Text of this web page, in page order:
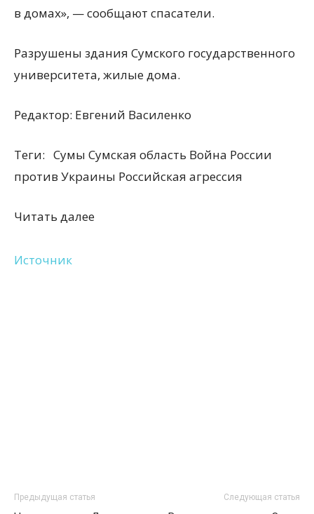
в домах», — сообщают спасатели.
Разрушены здания Сумского государственного
университета, жилые дома.
Редактор: Евгений Василенко
Теги: Сумы Сумская область Война России
против Украины Российская агрессия
Читать далее
Источник
Предыдущая статья Следующая статья